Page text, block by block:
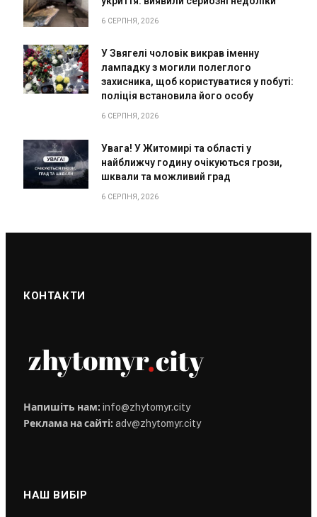
6 СЕРПНЯ, 2026
У Звягелі чоловік викрав іменну
лампадку з могили полеглого
захисника, щоб користуватися у побуті:
поліція встановила його особу
6 СЕРПНЯ, 2026
Увага! У Житомирі та області у
найближчу годину очікуються грози,
шквали та можливий град
6 СЕРПНЯ, 2026
КОНТАКТИ
Напишіть нам: info@zhytomyr.city
Реклама на сайті: adv@zhytomyr.city
НАШ ВИБІР